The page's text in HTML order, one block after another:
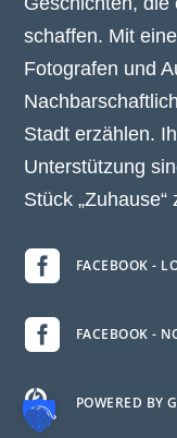
schaffen. Mit
Fotografen und
Stadt erzählen.
Unterstützung
Stück „Zuhause“
 FACEBOOK -
 FACEBOOK -
 POWERED BY